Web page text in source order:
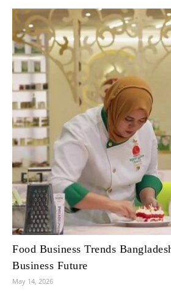
Food Business Trends
Business Future
May 14, 2026